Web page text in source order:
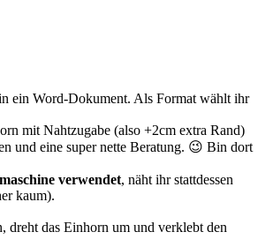
ein Word-Dokument. Als Format wählt ihr
mit Nahtzugabe (also +2cm extra Rand)
und eine super nette Beratung. 😉 Bin dort
verwendet, näht ihr stattdessen
kaum).
dreht das Einhorn um und verklebt den